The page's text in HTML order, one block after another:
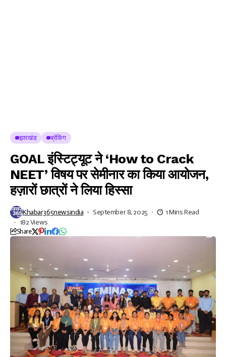
झारखंड ब्रेकिंग
GOAL इंस्टिट्यूट ने ‘How to Crack
NEET’ विषय पर सेमीनार का किया आयोजन,
हज़ारों छात्रों ने लिया हिस्सा
Khabar365newsindia September 8, 2025
1 Mins Read
182 Views
Share